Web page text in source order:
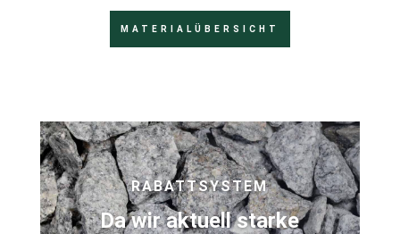
MATERIALÜBERSICHT
RABATTSYSTEM
Da wir aktuell starke